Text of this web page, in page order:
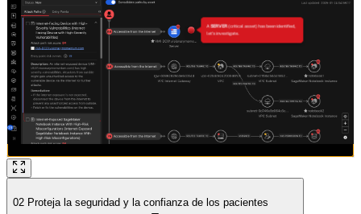
02 Proteja la seguridad y la confianza de los pacientes